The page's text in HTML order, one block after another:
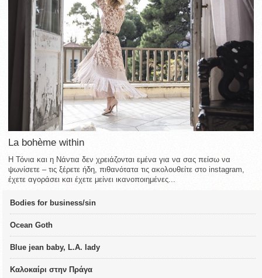
La bohème within
Η Τόνια και η Νάντια δεν χρειάζονται εμένα για να σας πείσω να
ψωνίσετε – τις ξέρετε ήδη, πιθανότατα τις ακολουθείτε στο instagram,
έχετε αγοράσει και έχετε μείνει ικανοποιημένες...
Bodies for business/sin
Ocean Goth
Blue jean baby, L.A. lady
Καλοκαίρι στην Πράγα